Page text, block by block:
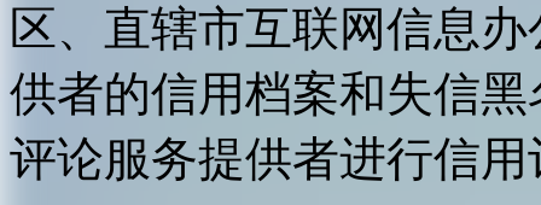
区、直辖市互联网信息
供者的信用档案和失信
评论服务提供者进行信用